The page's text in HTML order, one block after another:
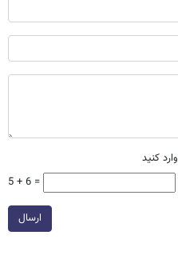
کنید
5 + 6 =
ارسال